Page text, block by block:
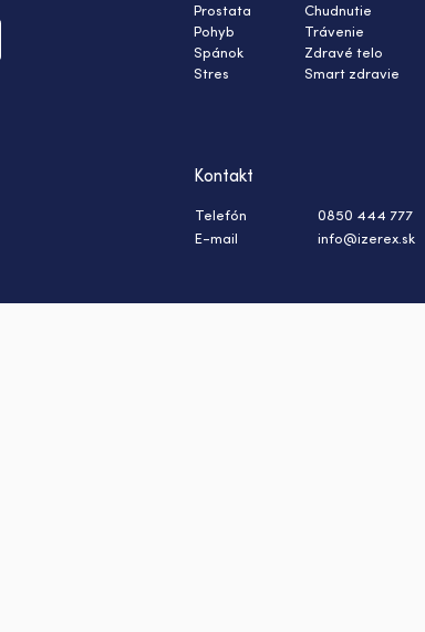
Prostata
Pohyb
Spánok
Stres
Chudnutie
Trávenie
Zdravé telo
Smart zdravie
Kontakt
Telefón
0850 444 777
E-mail
info@izerex.sk